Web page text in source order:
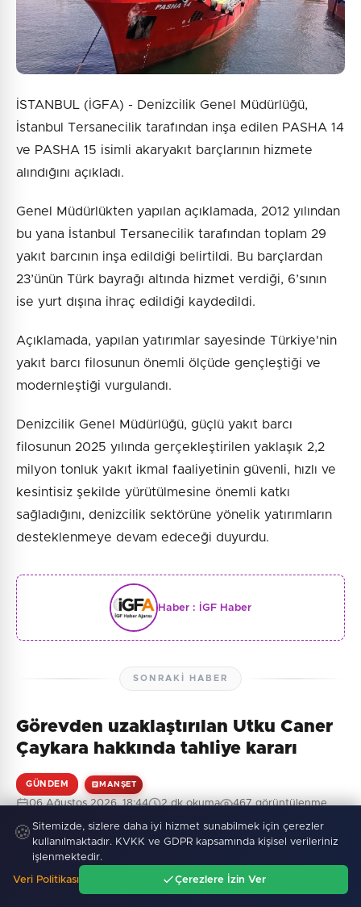
İSTANBUL (İGFA) - Denizcilik Genel Müdürlüğü,
İstanbul Tersanecilik tarafından inşa edilen PASHA 14
ve PASHA 15 isimli akaryakıt barçlarının hizmete
alındığını açıkladı.
Genel Müdürlükten yapılan açıklamada, 2012 yılından
bu yana İstanbul Tersanecilik tarafından toplam 29
yakıt barcının inşa edildiği belirtildi. Bu barçlardan
23’ünün Türk bayrağı altında hizmet verdiği, 6’sının
ise yurt dışına ihraç edildiği kaydedildi.
Açıklamada, yapılan yatırımlar sayesinde Türkiye'nin
yakıt barcı filosunun önemli ölçüde gençleştiği ve
modernleştiği vurgulandı.
Denizcilik Genel Müdürlüğü, güçlü yakıt barcı
filosunun 2025 yılında gerçekleştirilen yaklaşık 2,2
milyon tonluk yakıt ikmal faaliyetinin güvenli, hızlı ve
kesintisiz şekilde yürütülmesine önemli katkı
sağladığını, denizcilik sektörüne yönelik yatırımların
desteklenmeye devam edeceği duyurdu.
Haber : İGF Haber
SONRAKI HABER
Görevden uzaklaştırılan Utku Caner
Çaykara hakkında tahliye kararı
GÜNDEM MANŞET
06 Ağustos 2026, 18:44 2 dk okuma 467 görüntülenme
🍪 Sitemizde, sizlere daha iyi hizmet sunabilmek için çerezler
kullanılmaktadır. KVKK ve GDPR kapsamında kişisel verileriniz
işlenmektedir.
Veri Politikası Çerezlere İzin Ver
Gündem Ara Menü